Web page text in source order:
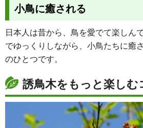
小鳥に癒される
日本人は昔から、鳥を愛でて楽しん
でゆっくりしながら、小鳥たちに癒
のひとつです。
誘鳥木をもっと楽しむ